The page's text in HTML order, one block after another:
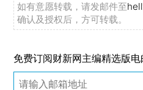
如有意愿转载，请发邮件至
确认及授权后，方可转载。
免费订阅财新网主编精选版电